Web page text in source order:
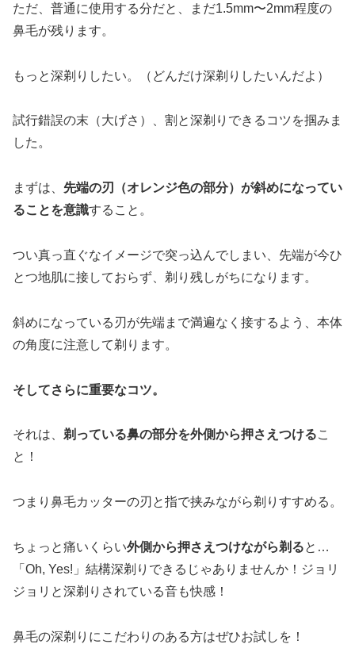
ただ、普通に使用する分だと、まだ1.5mm〜2mm程度の
鼻毛が残ります。
もっと深剃りしたい。（どんだけ深剃りしたいんだよ）
試行錯誤の末（大げさ）、割と深剃りできるコツを掴みま
した。
まずは、 先端の刃（オレンジ色の部分）が斜めになってい
ることを意識すること。
つい真っ直ぐなイメージで突っ込んでしまい、先端が今ひ
とつ地肌に接しておらず、剃り残しがちになります。
斜めになっている刃が先端まで満遍なく接するよう、本体
の角度に注意して剃ります。
そしてさらに重要なコツ。
それは、 剃っている鼻の部分を外側から押さえつけるこ
と！
つまり鼻毛カッターの刃と指で挟みながら剃りすすめる。
ちょっと痛いくらい外側から押さえつけながら剃ると…
「Oh, Yes!」結構深剃りできるじゃありませんか！ジョリ
ジョリと深剃りされている音も快感！
鼻毛の深剃りにこだわりのある方はぜひお試しを！